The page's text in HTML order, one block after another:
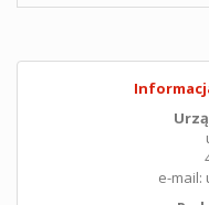
e-mail: